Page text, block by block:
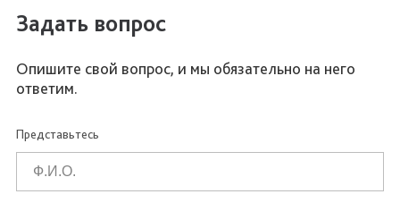
Задать вопрос
Опишите свой вопрос, и мы обязательно на него
ответим.
Представьтесь